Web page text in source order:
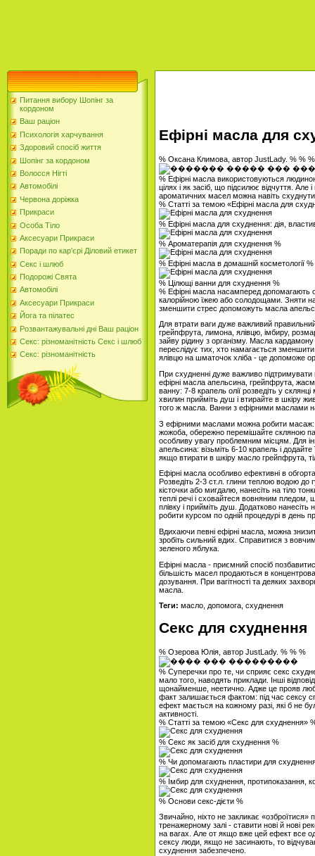
Питання вибору Шопінг за
кордоном
Ваш раціон
Психологія харчування
Здоровий спосіб життя
Шопінг за кордоном
Волосся Нігті
Автомобілі
Червона доріжка
Прикраси
Особа Тіло
Аксесуари Прикраси
Поради по кар'єрі Діловий етикет
Секс і шлюб
Подорожі Свята
Автомобілі
Аксесуари Прикраси
Йога та пілатес
Розвантажувальні дні Ваш раціон
Секс: різноманітність Секс і шлюб
Секс: різноманітність
Ефірні масла для
% Оксана Климова, автор JustLady. % % %
% Ефірні масла використовуються
цілях і як засіб, що підсилює відчуття. Але
ароматичних масел можна навіть
% Статті за темою «Ефірні масла для
% Ефірні масла для схуднення: дія,
% Ароматерапія для схуднення %
% Ефірні масла в домашній косметології %
% Цілющі ванни для схуднення %
% Ефірні масла насамперед допомагають
калорійною їжею або солодощами. Зняти
зменшити стрес допоможуть масла
Для втрати ваги дуже важливий
грейпфрута, лимона, ялівцю, імбиру,
зайву рідину з організму. Масла
переслідує тих, хто намагається зменшити
ялівцю на шматочок хліба - це допоможе
При схудненні дуже важливо
ефірні масла апельсина, грейпфрута,
ванну: 7-8 крапель олії розведіть у
хвилин прийміть душ і втирайте в шкіру
того ж масла. Ванни з ефірними маслами
З ефірними маслами можна робити масаж:
жожоба, обережно перемішайте скляною
особливу увагу проблемним місцям. Для
апельсина: візьміть 6-10 крапель і
якщо втирати в шкіру масло грейпфрута,
Ефірні масла особливо ефективні в
Розведіть 2-3 ст.л. глини теплою водою до
кісточки або мигдалю, нанесіть на тіло
теплі речі і сховайтеся вовняним пледом,
плівку і прийміть душ. Додатково
робити курсом по одній процедурі в день
Вдихаючи певні ефірні масла, можна
зробіть сильний вдих. Справитися з
зеленого яблука.
Ефірні масла - приємний спосіб
більшість масел продаються в
дозування. При вагітності та деяких
масла.
Теги: масло, допомога, схуднення
Секс для схуднення
% Озерова Юлія, автор JustLady. % % %
% Суперечки про те, чи сприяє секс
мало того, наводять приклади. Інші
щонайменше, неетично. Адже це прояв
факт залишається фактом: під час сексу
ефект мається на кожному разі, які б не
активності.
% Статті за темою «Секс для схуднення»
% Секс як засіб для схуднення %
% Чи допомагають пластири для
% Імбир для схуднення, протипоказання,
% Основи секс-дієти %
Звичайно, ніхто не закликає «озброїтися»
тренажерному залі - ставити нові й нові
на вагах. Але от якщо вже цей ефект все
сексу люди, якщо не засинають, то
схуднення забезпечено.